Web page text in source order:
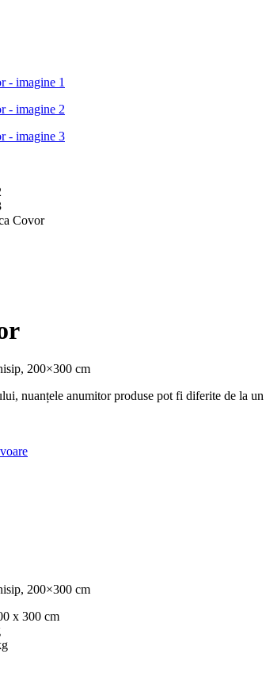
Covor
200×300 cm
nuanțele anumitor produse pot fi diferite de la
200×300 cm
x 300 cm